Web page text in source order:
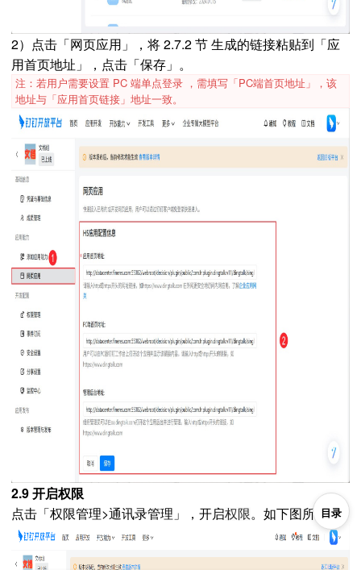
2）点击「网页应用」，将 2.7.2 节 生成的链接粘贴到「应
用首页地址」，点击「保存」。
注：若用户需要设置 PC 端单点登录 ，需填写「PC端首页地址」，该
地址与「应用首页链接」地址一致。
2.9 开启权限
点击「权限管理>通讯录管理」，开启权限。如下图所示：
目录